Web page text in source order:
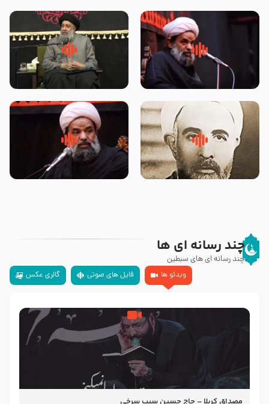
روضه جانسوز پاره های جگر امام
حسن مجتبی علیه السلام-حجت
لقب حضرت رقیه سلام الله علیها به
چه معناست – حجت الاسلام علوی
روضه‌ی مجلس یزید ملعون و
اسارت اهل‌بیت علیهم‌السلام –
سلام جوانی که امام حسین علیه
السلام خودش جوابش را دادند
چند رسانه ای ها
چند رسانه ای های سبطین
ویدئو ها
فایل های صوتی گالری عکس
مصداق کربلا – حاج حسین سیب سرخی